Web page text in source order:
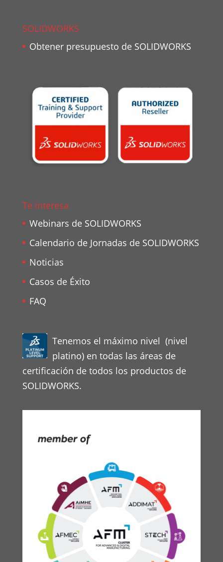
SOLIDWORKS
Obtener presupuesto de SOLIDWORKS
Te interesa
Webinars de SOLIDWORKS
Calendario de Jornadas de SOLIDWORKS
Noticias
Casos de Éxito
FAQ
Tenemos el máximo nivel (nivel
platino) en todas las áreas de
certificación de todos los productos de
SOLIDWORKS.